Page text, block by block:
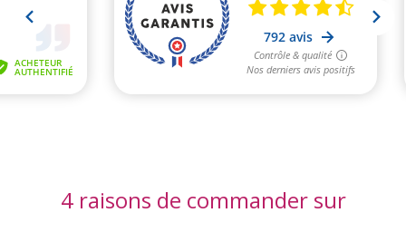
4 raisons de commander sur